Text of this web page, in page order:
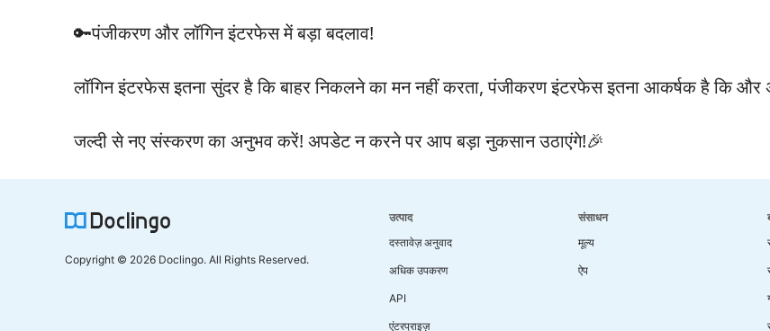
🔑पंजीकरण और लॉगिन इंटरफेस में बड़ा बदलाव!
लॉगिन इंटरफेस इतना सुंदर है कि बाहर निकलने का मन नहीं करता, पंजीकरण इंटरफेस इतना आकर्षक है कि
जल्दी से नए संस्करण का अनुभव करें! अपडेट न करने पर आप बड़ा नुकसान उठाएंगे!🎉
Copyright © 2026 Doclingo. All Rights Reserved.
उत्पाद
दस्तावेज़ अनुवाद
अधिक उपकरण
API
एंटरप्राइज़
संसाधन
मूल्य
ऐप